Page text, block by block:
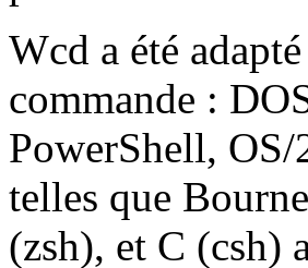
Wcd a été
commande :
PowerShell,
telles que
(zsh), et C (csh)